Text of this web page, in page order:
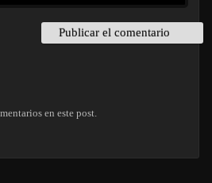
en este post.